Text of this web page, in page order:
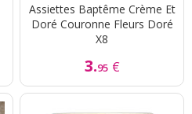
Assiettes Baptême Crème Et
Doré Couronne Fleurs Doré
X8
3.95 €